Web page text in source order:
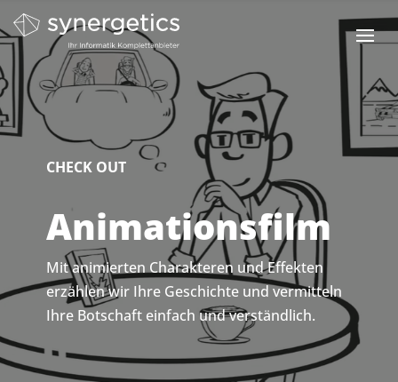
CHECK OUT
Animationsfilm
Mit animierten Charakteren und Effekten
erzählen wir Ihre Geschichte und vermitteln
Ihre Botschaft einfach und verständlich.